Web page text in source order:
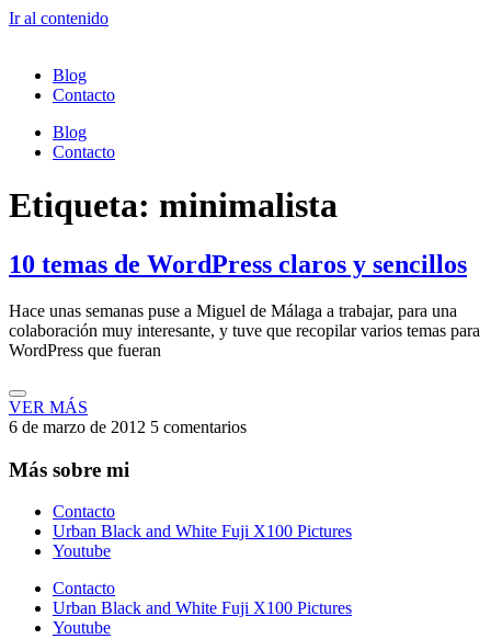
Ir al contenido
Blog
Contacto
Blog
Contacto
Etiqueta: minimalista
10 temas de WordPress claros y sencillos
Hace unas semanas puse a Miguel de Málaga a trabajar, para una
colaboración muy interesante, y tuve que recopilar varios temas para
WordPress que fueran
VER MÁS
6 de marzo de 2012 5 comentarios
Más sobre mi
Contacto
Urban Black and White Fuji X100 Pictures
Youtube
Contacto
Urban Black and White Fuji X100 Pictures
Youtube